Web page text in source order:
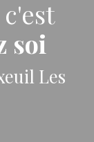
c'est
soi
Les